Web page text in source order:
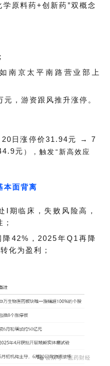
原料药+创新药”双概念
南京太平南路营业部上
，游资跟风推升涨停。
20日涨停价31.94元 → 7
元 ），触发“新高效应
本面背离
I期临床，失败风险高，
42%，2025年Q1再降
化为盈利；